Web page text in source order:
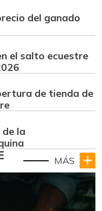
del ganado
el salto ecuestre
de tienda de
la
MÁS